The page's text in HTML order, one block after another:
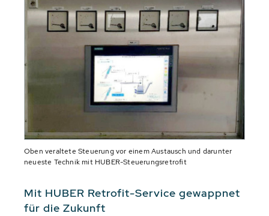
Oben veraltete Steuerung vor einem Austausch und darunter
neueste Technik mit HUBER-Steuerungsretrofit
Mit HUBER Retrofit-Service gewappnet
für die Zukunft